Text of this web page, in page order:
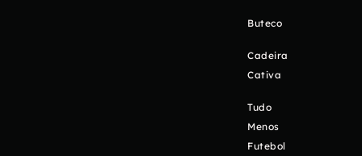
Buteco
Cadeira
Cativa
Tudo
Menos
Futebol